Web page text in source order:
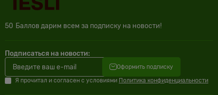
50 Баллов дарим всем за подписку на новости!
Подписаться на новости:
Оформить подписку
Я прочитал и согласен с условиями Политика конфиденциальности